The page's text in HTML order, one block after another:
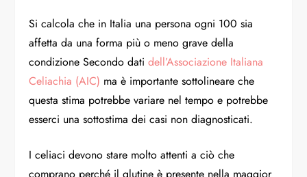
Si calcola che in Italia una persona ogni 100 sia
affetta da una forma più o meno grave della
condizione Secondo datidell’Associazione Italiana
Celiachia (AIC) ma è importante sottolineare che
questa stima potrebbe variare nel tempo e potrebbe
esserci una sottostima dei casi non diagnosticati.
I celiaci devono stare molto attenti a ciò che
comprano perché il glutine è presente nella maggior